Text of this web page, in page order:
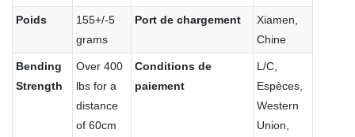
Poids
155+/-5
grams
Port de chargement
Xiamen,
Chine
Bending
Strength
Over 400
lbs for a
distance
of 60cm
Conditions de
paiement
L/C,
Espèces,
Western
Union,